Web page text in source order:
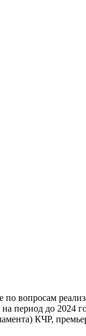
вопросам
период до 2024
КЧР,